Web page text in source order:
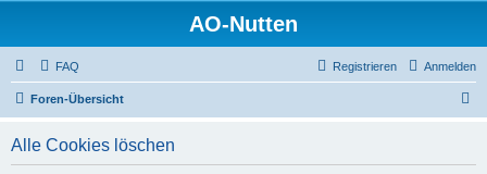
AO-Nutten
FAQ Anmelden
Registrieren
Foren-Übersicht
Alle Cookies löschen